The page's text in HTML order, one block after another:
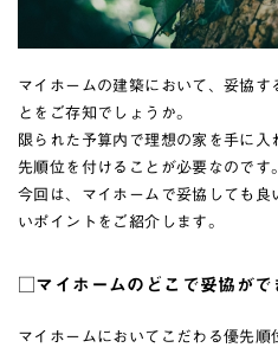
マイホームの建築において、妥協
とをご存知でしょうか。
限られた予算内で理想の家を手に
先順位を付けることが必要なのです
今回は、マイホームで妥協しても
いポイントをご紹介します。
□マイホームのどこで妥協がで
マイホームにおいてこだわる優先